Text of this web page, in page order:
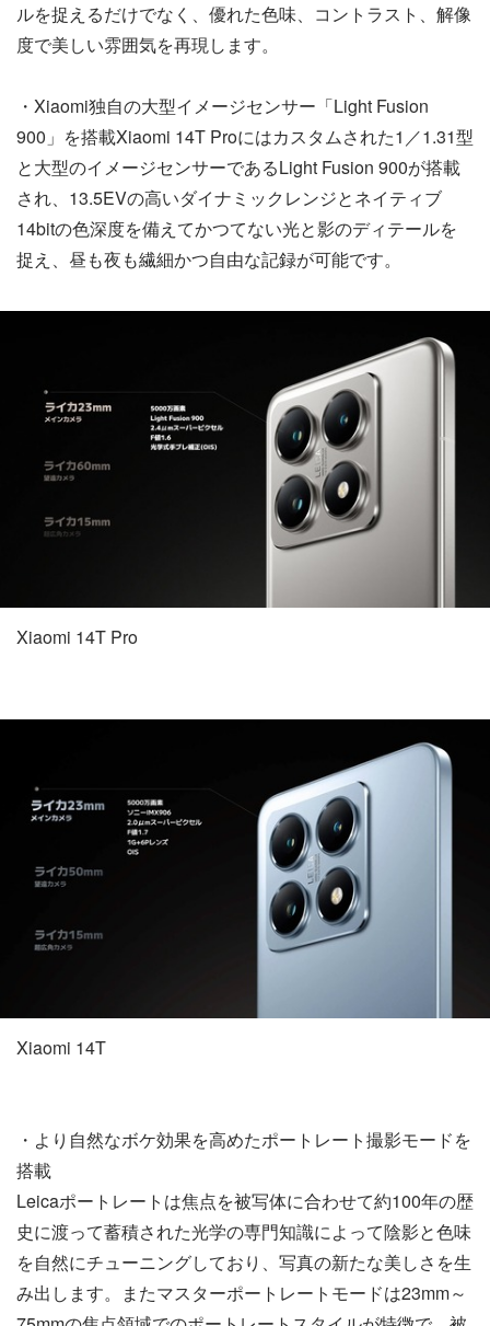
ルを捉えるだけでなく、優れた色味、コントラスト、解像
度で美しい雰囲気を再現します。
・Xiaomi独自の大型イメージセンサー「Light Fusion
900」を搭載Xiaomi 14T Proにはカスタムされた1／1.31型
と大型のイメージセンサーであるLight Fusion 900が搭載
され、13.5EVの高いダイナミックレンジとネイティブ
14bitの色深度を備えてかつてない光と影のディテールを
捉え、昼も夜も繊細かつ自由な記録が可能です。
Xiaomi 14T Pro
Xiaomi 14T
・より自然なボケ効果を高めたポートレート撮影モードを
搭載
Leicaポートレートは焦点を被写体に合わせて約100年の歴
史に渡って蓄積された光学の専門知識によって陰影と色味
を自然にチューニングしており、写真の新たな美しさを生
み出します。またマスターポートレートモードは23mm～